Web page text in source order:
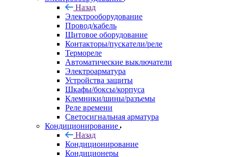
Назад
Электрооборудование
Провод/кабель
Щитовое оборудование
Контакторы/пускатели/реле
Термореле
Автоматические выключатели
Электроарматура
Устройства защиты
Шкафы/боксы/корпуса
Клемники/шины/разъемы
Реле времени
Светосигнальная арматура
Кондиционирование
Назад
Кондиционирование
Кондиционеры